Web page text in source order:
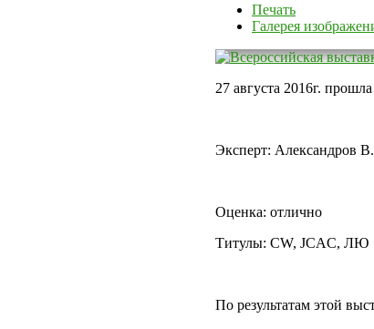
Печать
Галерея
27 августа 2016г.
Эксперт: Александров В.
Оценка: отлично
Титулы: СW, JCAC, ЛЮ
По результатам этой